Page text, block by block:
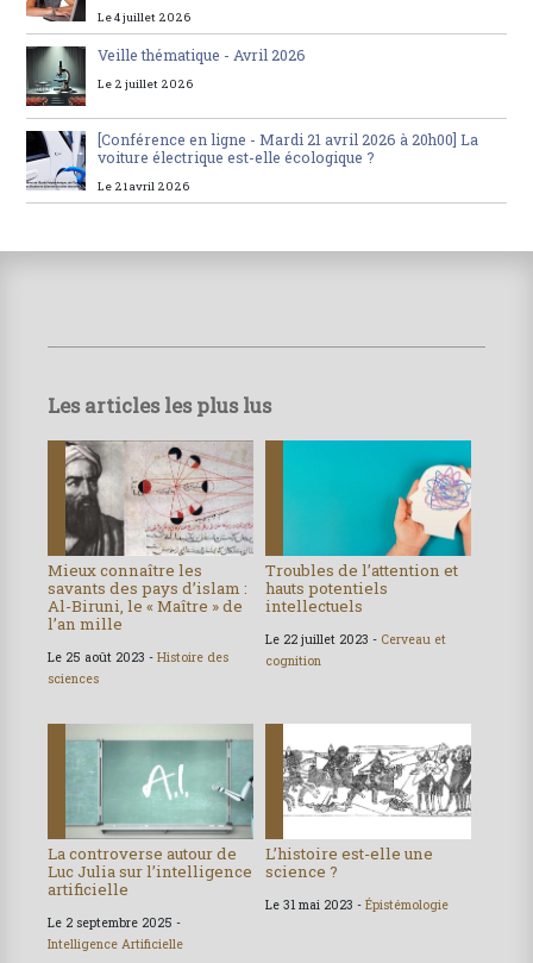
Le 4 juillet 2026
Veille thématique - Avril 2026
Le 2 juillet 2026
[Conférence en ligne - Mardi 21 avril 2026 à 20h00] La
voiture électrique est-elle écologique ?
Le 21 avril 2026
Les articles les plus lus
Mieux connaître les
savants des pays d’islam :
Al-Biruni, le « Maître » de
l’an mille
Le 25 août 2023 - Histoire des
sciences
Troubles de l’attention et
hauts potentiels
intellectuels
Le 22 juillet 2023 - Cerveau et
cognition
La controverse autour de
Luc Julia sur l’intelligence
artificielle
Le 2 septembre 2025 -
Intelligence Artificielle
L’histoire est-elle une
science ?
Le 31 mai 2023 - Épistémologie